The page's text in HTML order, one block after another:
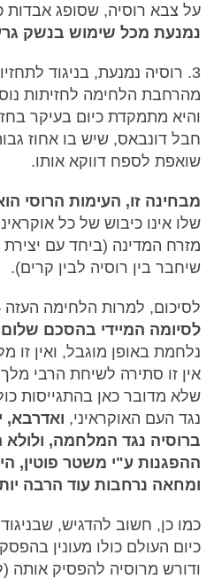
על צבא רוסיה, שסופג אבדות
נמנעת מכל שימוש בנשק
3. רוסיה נמנעת, בניגוד
מהרחבת הלחימה לחזיתות
והיא מתמקדת כיום בעיקר
חבל דונבאס, שיש בו אחוז
שואפת לספח דווקא אותו.
מבחינה זו, העימות הרוסי
שלו אינו כיבוש של כל
מזרח המדינה (ביחד עם
שיחבר בין רוסיה לבין קרים).
לסיכום, למרות הלחימה העזה
לסיומה המיידי בהסכם שלום
נלחמת באופן מוגבל, ואין זו
אין זו סתירה לשיחת הרבי
שלא מדובר כאן בהתגייסות
נגד העם האוקראיני, ואדרבא,
ברוסיה נגד המלחמה, ולולא
ההפגנות ע"י משטר פוטין,
ומחאה נרחבות עוד הרבה
כמו כן, חשוב להדגיש,
כיום העולם כולו מעונין
ודורש מרוסיה להפסיק אותה